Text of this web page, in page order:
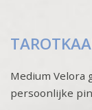
Medium Velora
persoonlijke